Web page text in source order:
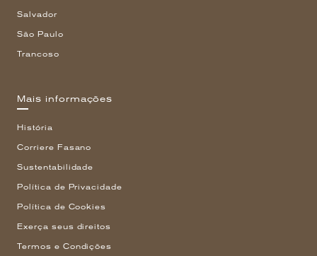
Salvador
São Paulo
Trancoso
Mais informações
História
Corriere Fasano
Sustentabilidade
Política de Privacidade
Política de Cookies
Exerça seus direitos
Termos e Condições